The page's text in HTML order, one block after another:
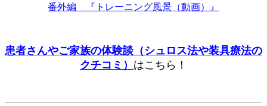
番外編 『トレーニング風景（動画）』
患者さんやご家族の体験談（シュロス法や装具療法の
クチコミ） はこちら！